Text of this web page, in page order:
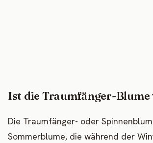
Ist die Traumfänger-
Die Traumfänger- oder
Sommerblume, die während der